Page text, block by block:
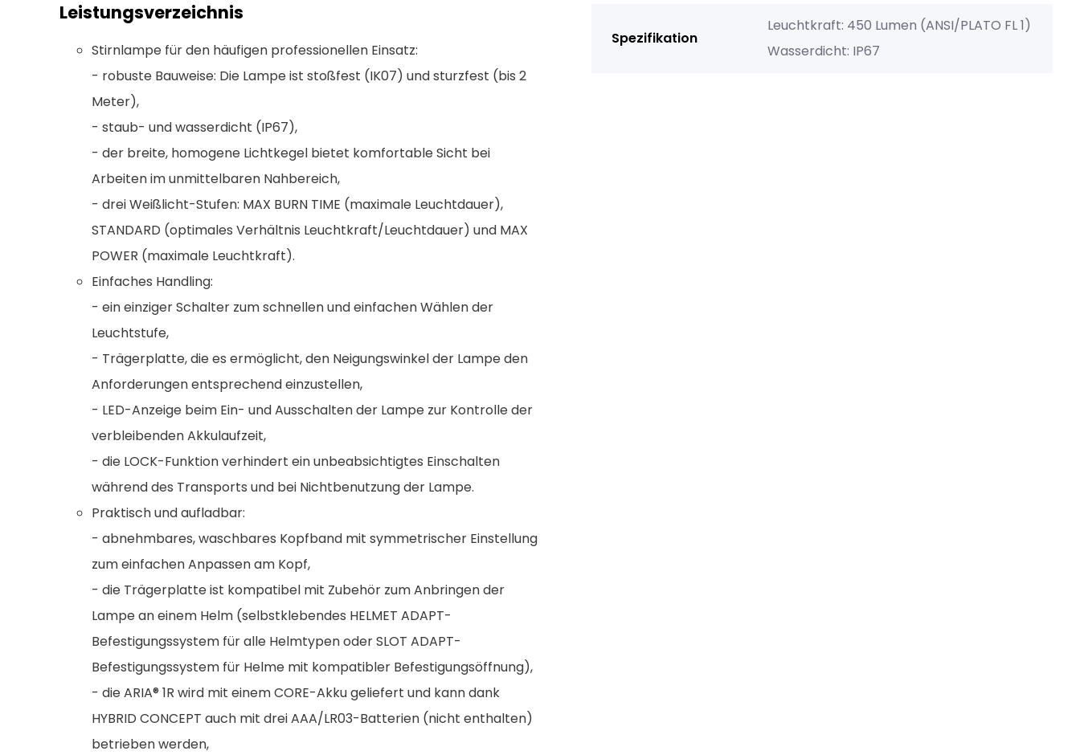
Leistungsverzeichnis
Stirnlampe für den häufigen professionellen Einsatz:
- robuste Bauweise: Die Lampe ist stoßfest (IK07) und sturzfest (bis 2
Meter),
- staub- und wasserdicht (IP67),
- der breite, homogene Lichtkegel bietet komfortable Sicht bei
Arbeiten im unmittelbaren Nahbereich,
- drei Weißlicht-Stufen: MAX BURN TIME (maximale Leuchtdauer),
STANDARD (optimales Verhältnis Leuchtkraft/Leuchtdauer) und MAX
POWER (maximale Leuchtkraft).
Einfaches Handling:
- ein einziger Schalter zum schnellen und einfachen Wählen der
Leuchtstufe,
- Trägerplatte, die es ermöglicht, den Neigungswinkel der Lampe den
Anforderungen entsprechend einzustellen,
- LED-Anzeige beim Ein- und Ausschalten der Lampe zur Kontrolle der
verbleibenden Akkulaufzeit,
- die LOCK-Funktion verhindert ein unbeabsichtigtes Einschalten
während des Transports und bei Nichtbenutzung der Lampe.
Praktisch und aufladbar:
- abnehmbares, waschbares Kopfband mit symmetrischer Einstellung
zum einfachen Anpassen am Kopf,
- die Trägerplatte ist kompatibel mit Zubehör zum Anbringen der
Lampe an einem Helm (selbstklebendes HELMET ADAPT-
Befestigungssystem für alle Helmtypen oder SLOT ADAPT-
Befestigungssystem für Helme mit kompatibler Befestigungsöffnung),
- die ARIA® 1R wird mit einem CORE-Akku geliefert und kann dank
HYBRID CONCEPT auch mit drei AAA/LR03-Batterien (nicht enthalten)
betrieben werden,
Spezifikation
Leuchtkraft: 450 Lumen (ANSI/PLATO FL 1)
Wasserdicht: IP67